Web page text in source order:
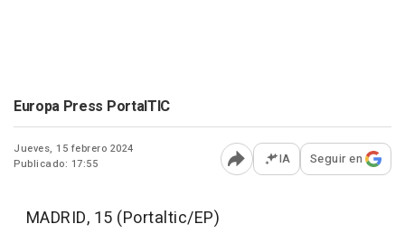
Europa Press PortalTIC
Jueves, 15 febrero 2024
Publicado: 17:55
Abrir opciones para
IA Seguir en
MADRID, 15 (Portaltic/EP)